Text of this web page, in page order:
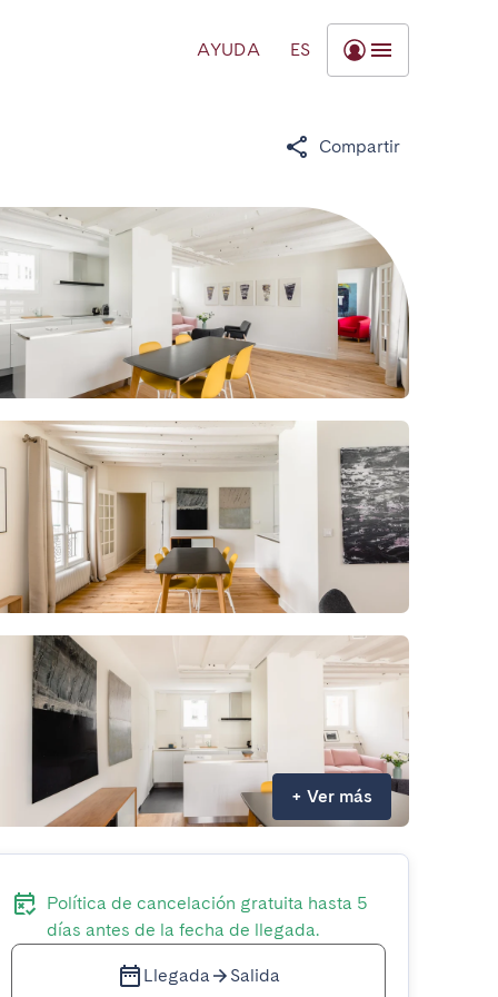
AYUDA ES
Compartir
+ Ver más
Política de cancelación gratuita hasta 5
días antes de la fecha de llegada.
Llegada Salida